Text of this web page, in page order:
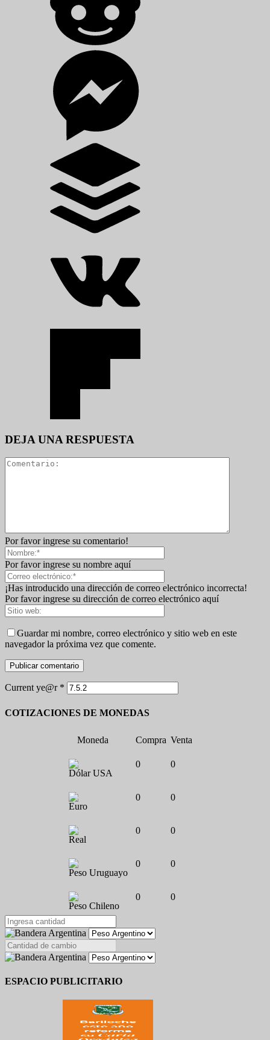
DEJA UNA RESPUESTA
Por favor ingrese su comentario!
Por favor ingrese su nombre aquí
¡Has introducido una dirección de correo electrónico incorrecta!
Por favor ingrese su dirección de correo electrónico aquí
Guardar mi nombre, correo electrónico y sitio web en este
navegador la próxima vez que comente.
Current ye@r *
COTIZACIONES DE MONEDAS
Moneda Compra Venta
Dólar USA
0 0
Euro
0 0
Real
0 0
Peso Uruguayo
0 0
Peso Chileno
0 0
ESPACIO PUBLICITARIO